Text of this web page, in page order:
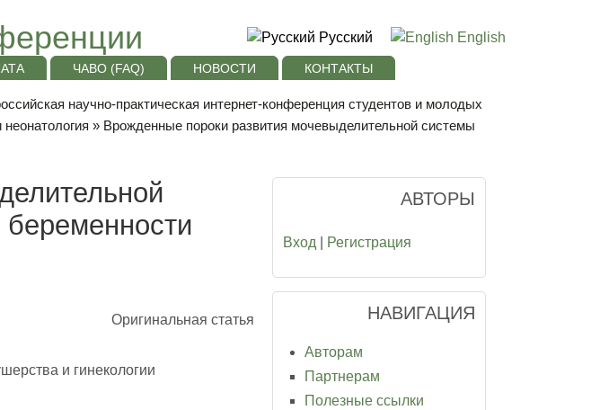
Русский English
ЧАВО (FAQ) НОВОСТИ КОНТАКТЫ
научно-практическая интернет-конференция студентов и молодых
» Врожденные пороки развития мочевыделительной системы
Оригинальная статья
и гинекологии
АВТОРЫ
Вход Регистрация
НАВИГАЦИЯ
Авторам
Партнерам
Полезные ссылки